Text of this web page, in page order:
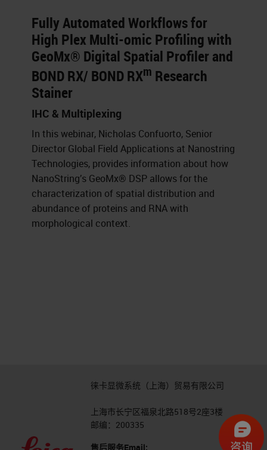
Fully Automated Workflows for
High Plex Multi-omic Profiling with
GeoMx® Digital Spatial Profiler and
BOND RX/ BOND RXm Research
Stainer
IHC & Multiplexing
In this webinar, Nicholas Confuorto, Senior
Director Global Field Applications at Nanostring
Technologies, provides information about how
NanoString’s GeoMx® DSP allows for the
characterization of spatial distribution and
abundance of proteins and RNA with
morphological context.
徕卡显微系统（上海）贸易有限公司
上海市长宁区福泉北路518号2座3楼
邮编：200335
售后服务Email: